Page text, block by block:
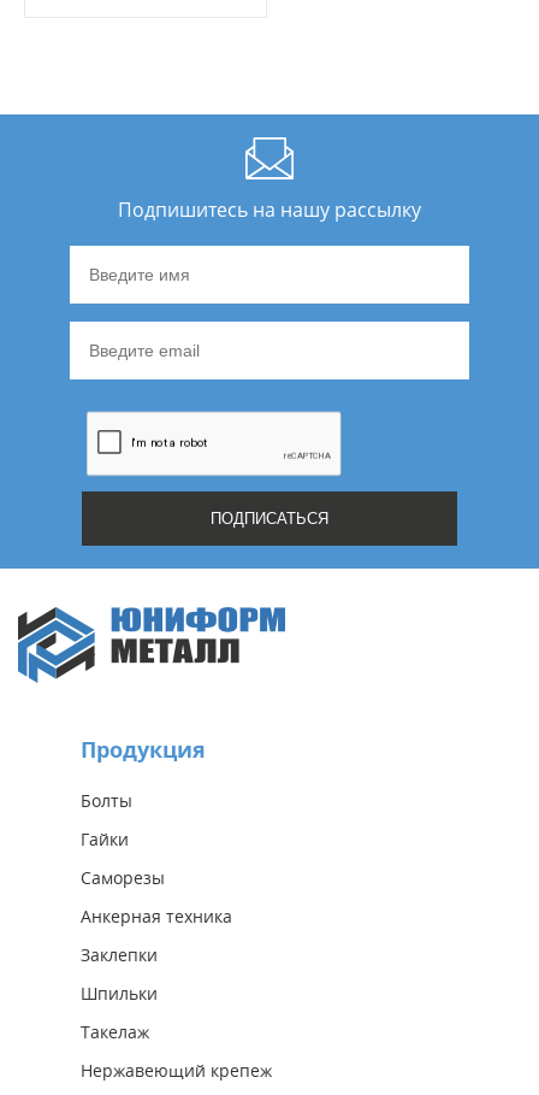
Подпишитесь на нашу рассылку
Продукция
Болты
Гайки
Саморезы
Анкерная техника
Заклепки
Шпильки
Такелаж
Нержавеющий крепеж